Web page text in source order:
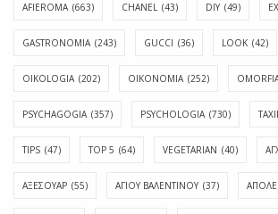
AFIEROMA (663) CHANEL (43) DIY (49)
GASTRONOMIA (243) GUCCI (36) LOOK (42)
OIKOLOGIA (202) OIKONOMIA (252)
PSYCHAGOGIA (357) PSYCHOLOGIA (730)
TIPS (47) TOP 5 (64) VEGETARIAN (40)
ΑΞΕΣΟΥΑΡ (55) ΑΓΊΟΥ ΒΑΛΕΝΤΊΝΟΥ (37)